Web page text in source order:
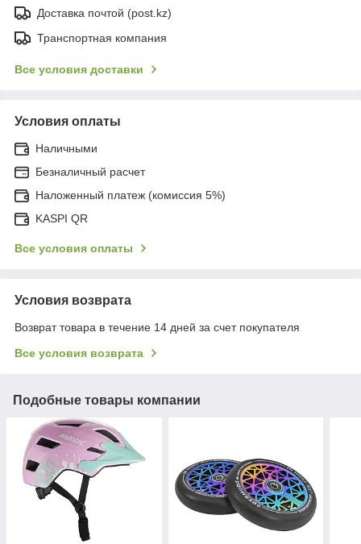
Доставка почтой (post.kz)
Транспортная компания
Все условия доставки
Условия оплаты
Наличными
Безналичный расчет
Наложенный платеж (комиссия 5%)
KASPI QR
Все условия оплаты
Условия возврата
Возврат товара в течение 14 дней за счет покупателя
Все условия возврата
Подобные товары компании